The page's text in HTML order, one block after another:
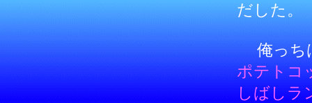
だした。
俺っち
ポテトコ
しばしラ